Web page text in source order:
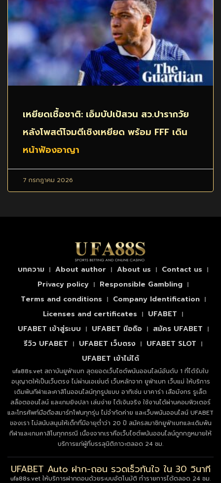
เหยียดเชื้อชาติ: เอ็มบัปเป้สวน สว.ปารากวัย
หลังโพสต์โจมตีเชิงเหยียด พร้อม FFF เดิน
หน้าฟ้องอาญา
7 กรกฎาคม 2026
บทความ About author About us
Contact us
Privacy policy
Responsible Gambling
Terms and conditions
Company Identification
Licenses and certificates
UFABET
UFABET เข้าสู่ระบบ
UFABET มือถือ
สมัคร UFABET
รีวิว UFABET
UFABET เว็บตรง
UFABET SLOT
UFABET เข้าไม่ได้
ufa88s.vet สถาบันยูฟ่าเบท สุดยอดเว็บไซต์พนันออนไลน์อันดับ 1 ที่ได้รับใบ
อนุญาตให้เป็นเว็บตรง ไม่ผ่านเอเย่นต์ เว็บหลักจาก ยูฟ่าเบท เว็บแม่ ให้บริการ
เดิมพันกีฬาและคาสิโนออนไลน์ทุกรูปแบบ อาทิเช่น บาคาร่า เสือมังกร รูเล็ต
สล็อตออนไลน์ และเกมยิงปลา เล่นง่าย ได้เงินจริง ใช้งานได้ผ่านคอมพิวเตอร์
และโทรศัพท์มือถือสมาร์ทโฟนทุกรุ่น ไม่จำกัดค่าย และเว็บพนันออนไลน์ UFABET
ของเรา ไม่สนับสนุนให้เด็กที่มีอายุต่ำว่า 20 ปี สมัครสมาชิกยูฟ่าเบทและเดิมพัน
กีฬาและเกมคาสิโนทุกกรณี เนื่องจากเราคือเว็บไซต์พนันออนไลน์ถูกกฎหมายให้
บริการแก่ผู้ที่บรรลุนิติภาวะตลอด 24 ชม.
UFABET Auto ฝาก-ถอน รวดเร็วทันใจ ใน 30 วินาที
ufa88s.vet ให้บริการฝากถอนด้วยระบบอัตโนมัติ ทำรายการได้ตลอด 24 ชม.